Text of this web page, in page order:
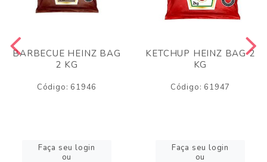
BARBECUE HEINZ BAG
2 KG
Código: 61946
Faça seu login
ou
KETCHUP HEINZ BAG 2
KG
Código: 61947
Faça seu login
ou